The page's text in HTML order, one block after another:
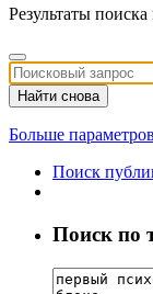
Результаты
Найти снова
Больше
Поиск
Поиск по